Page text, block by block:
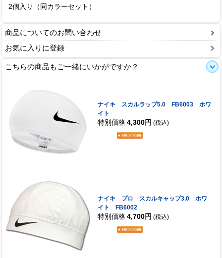
2個入り（同カラーセット）
商品についてのお問い合わせ
お気に入りに登録
こちらの商品もご一緒にいかがですか？
ナイキ スカルラップ5.0 FB6003 ホワ
イト
特別価格 4,300円 (税込)
ナイキ プロ スカルキャップ3.0 ホワ
イト FB6002
特別価格 4,700円 (税込)